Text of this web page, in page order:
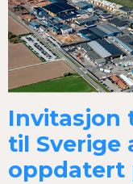
Invitasjon
til Sverige
oppdatert